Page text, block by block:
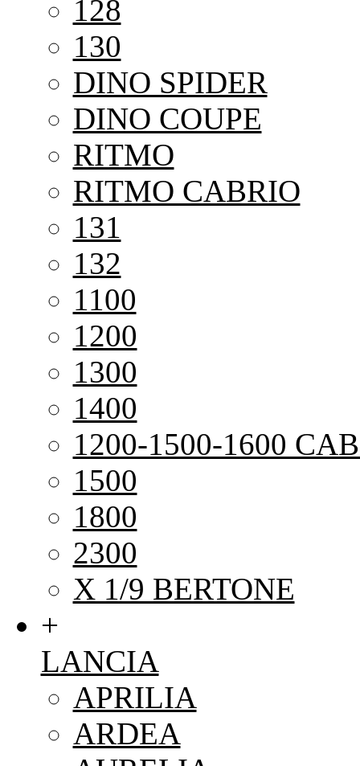
128
130
DINO SPIDER
DINO COUPE
RITMO
RITMO CABRIO
131
132
1100
1200
1300
1400
1200-1500-1600
1500
1800
2300
X 1/9 BERTONE
+
LANCIA
APRILIA
ARDEA